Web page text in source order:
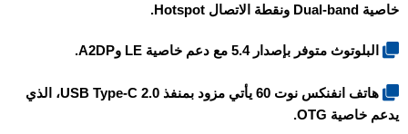
خاصية Dual-band ونقطة الاتصال Hotspot.
البلوتوث متوفر بإصدار 5.4 مع دعم خاصية LE وA2DP.
هاتف انفنكس نوت 60
يأتي مزود بمنفذ USB Type-C 2.0، الذي
يدعم خاصية OTG.